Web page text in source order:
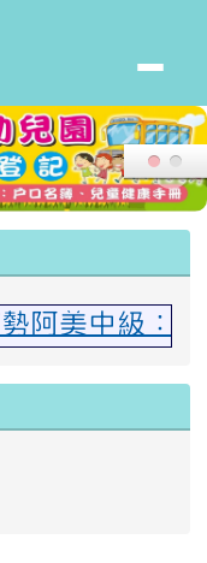
球資訊網
中級：宋湘